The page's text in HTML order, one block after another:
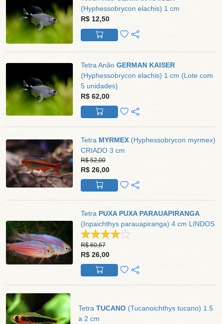
(Hyphessobrycon elachis) 1 cm
R$ 12,50
Tetra Anão GERMAN KAISER
(Hyphessobrycon elachis) 1 cm (Lote com
5 unidades)
R$ 62,00
Tetra MYRMEX (Hyphessobrycon myrmex)
CRIADO 3 cm
R$ 52,00
R$ 26,00
Tetra PUXA PUXA PARAUAPIRANGA
(Inpaichthys parauapiranga) 4 cm LINDOS
R$ 60,67
R$ 26,00
Tetra TUCANO (Tucanoichthys tucano) 1.5
a 2 cm